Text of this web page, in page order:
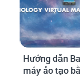
Hướng dẫn
máy ảo tạo